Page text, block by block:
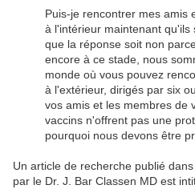
Puis-je rencontrer mes amis
à l'intérieur maintenant
que la réponse soit non
encore à ce stade, nous
monde où vous pouvez
à l'extérieur, dirigés par six
vos amis et les membres de
vaccins n'offrent pas une
pourquoi nous devons être
Un article de recherche publié
par le Dr. J. Bar Classen MD est